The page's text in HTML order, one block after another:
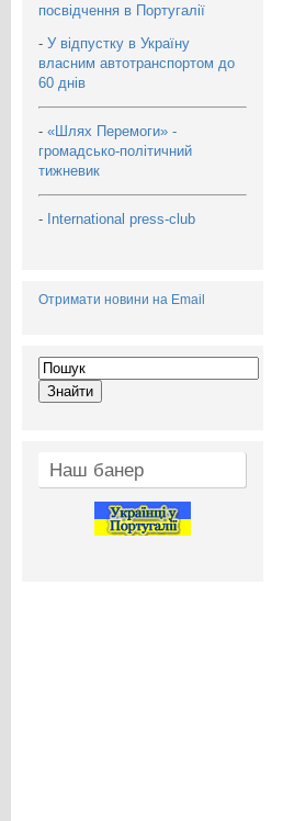
посвідчення в Португалії
- У відпустку в Україну
власним автотранспортом до
60 днів
- «Шлях Перемоги» -
громадсько-політичний
тижневик
- International press-club
Отримати новини на Email
Наш банер